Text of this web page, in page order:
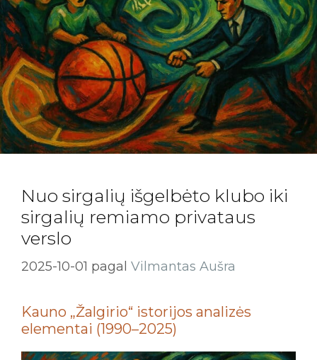
Nuo sirgalių išgelbėto klubo iki
sirgalių remiamo privataus
verslo
2025-10-01 pagal Vilmantas Aušra
Kauno „Žalgirio“ istorijos analizės
elementai (1990–2025)